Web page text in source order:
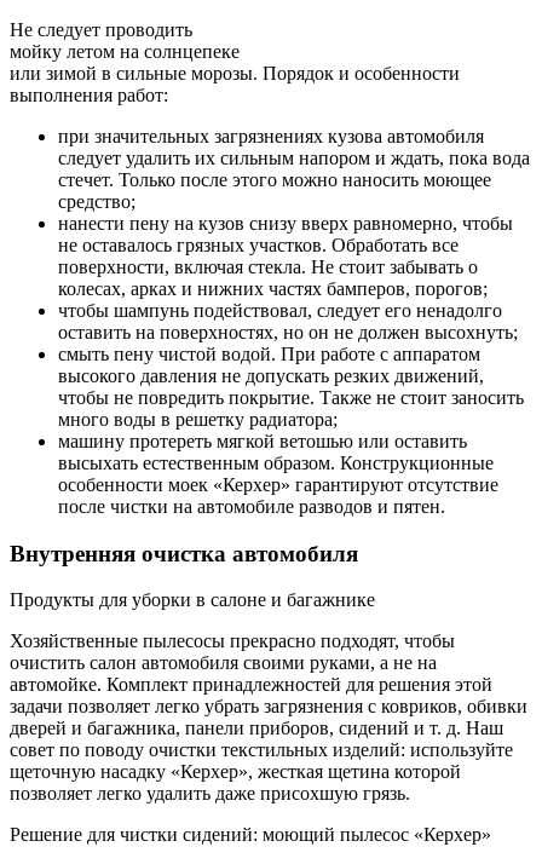
Не следует проводить
мойку летом на солнцепеке
или зимой в сильные морозы. Порядок и особенности
выполнения работ:
при значительных загрязнениях кузова автомобиля
следует удалить их сильным напором и ждать, пока вода
стечет. Только после этого можно наносить моющее
средство;
нанести пену на кузов снизу вверх равномерно, чтобы
не оставалось грязных участков. Обработать все
поверхности, включая стекла. Не стоит забывать о
колесах, арках и нижних частях бамперов, порогов;
чтобы шампунь подействовал, следует его ненадолго
оставить на поверхностях, но он не должен высохнуть;
смыть пену чистой водой. При работе с аппаратом
высокого давления не допускать резких движений,
чтобы не повредить покрытие. Также не стоит заносить
много воды в решетку радиатора;
машину протереть мягкой ветошью или оставить
высыхать естественным образом. Конструкционные
особенности моек «Керхер» гарантируют отсутствие
после чистки на автомобиле разводов и пятен.
Внутренняя очистка автомобиля
Продукты для уборки в салоне и багажнике
Хозяйственные пылесосы прекрасно подходят, чтобы
очистить салон автомобиля своими руками, а не на
автомойке. Комплект принадлежностей для решения этой
задачи позволяет легко убрать загрязнения с ковриков, обивки
дверей и багажника, панели приборов, сидений и т. д. Наш
совет по поводу очистки текстильных изделий: используйте
щеточную насадку «Керхер», жесткая щетина которой
позволяет легко удалить даже присохшую грязь.
Решение для чистки сидений: моющий пылесос «Керхер»